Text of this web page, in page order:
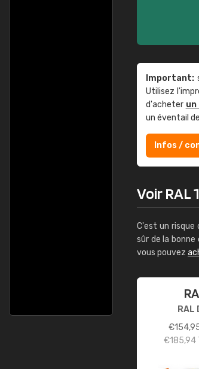
Important:
Utilisez
d'acheter un
un éventail
Infos /
Voir RAL
C'est un risque
sûr de la
vous pouvez
RAL
€
€185,94